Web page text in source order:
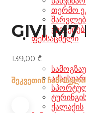
თერმო
ფეხსაცმელი
ქალაქის
GIVI M7
139,00 ₾
შეკვეთის